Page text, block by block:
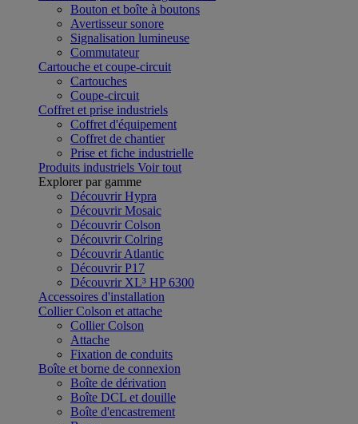
Bouton et boîte à boutons
Avertisseur sonore
Signalisation lumineuse
Commutateur
Cartouche et coupe-circuit
Cartouches
Coupe-circuit
Coffret et prise industriels
Coffret d'équipement
Coffret de chantier
Prise et fiche industrielle
Produits industriels Voir tout
Explorer par gamme
Découvrir Hypra
Découvrir Mosaic
Découvrir Colson
Découvrir Colring
Découvrir Atlantic
Découvrir P17
Découvrir XL³ HP 6300
Accessoires d'installation
Collier Colson et attache
Collier Colson
Attache
Fixation de conduits
Boîte et borne de connexion
Boîte de dérivation
Boîte DCL et douille
Boîte d'encastrement